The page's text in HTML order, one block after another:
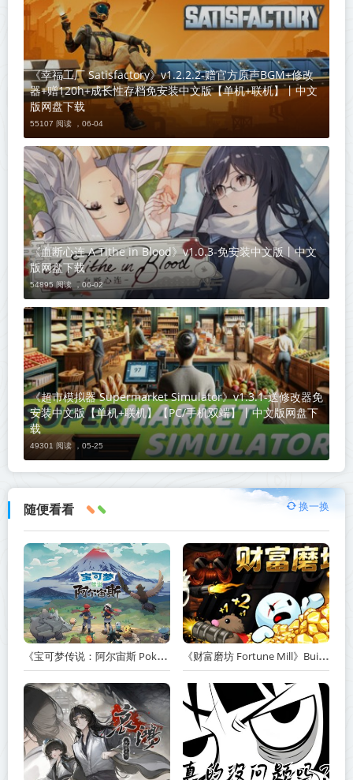
《幸福工厂 Satisfactory》v1.2.2.2-赠官方原声BGM+修改
器+赠120h+成长性存档免安装中文版【单机+联机】丨中文
版网盘下载
55107 阅读 ， 06-04
《血断心连 A Tithe in Blood》v1.0.3-免安装中文版丨中文
版网盘下载
54895 阅读 ， 06-02
《超市模拟器 Supermarket Simulator》v1.3.1-送修改器免
安装中文版【单机+联机】【PC/手机双端】丨中文版网盘下
载
49301 阅读 ， 05-25
随便看看 换一换
《宝可梦传说：阿尔宙斯 Pokémon Legends Arceus》v13.2.0【PC/手机双端】丨中文版网盘下载 《财富磨坊 Fortune Mill》Build.23517590-免安装中文版丨中文版网盘下载